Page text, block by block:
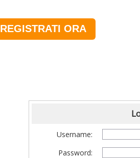
REGISTRATI ORA
Username:
Password: